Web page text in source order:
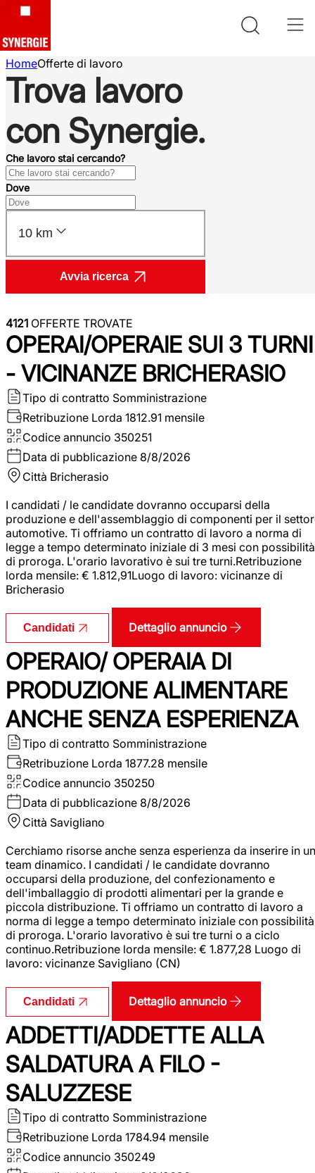
HomeOfferte di lavoro
Trova lavoro
con Synergie.
Che lavoro stai cercando?
Dove
10 km
Avvia ricerca
4121 OFFERTE TROVATE
OPERAI/OPERAIE SUI 3 TURNI
- VICINANZE BRICHERASIO
Tipo di contratto Somministrazione
Retribuzione Lorda 1812.91 mensile
Codice annuncio 350251
Data di pubblicazione 8/8/2026
Città Bricherasio
I candidati / le candidate dovranno occuparsi della
produzione e dell'assemblaggio di componenti per il
automotive. Ti offriamo un contratto di lavoro a norma di
legge a tempo determinato iniziale di 3 mesi con possibilità
di proroga. L'orario lavorativo è sui tre turni.Retribuzione
lorda mensile: € 1.812,91Luogo di lavoro: vicinanze di
Bricherasio
Candidati Dettaglio annuncio
OPERAIO/ OPERAIA DI
PRODUZIONE ALIMENTARE
ANCHE SENZA ESPERIENZA
Tipo di contratto Somministrazione
Retribuzione Lorda 1877.28 mensile
Codice annuncio 350250
Data di pubblicazione 8/8/2026
Città Savigliano
Cerchiamo risorse anche senza esperienza da inserire in un
team dinamico. I candidati / le candidate dovranno
occuparsi della produzione, del confezionamento e
dell'imballaggio di prodotti alimentari per la grande e
piccola distribuzione. Ti offriamo un contratto di lavoro a
norma di legge a tempo determinato iniziale con possibilità
di proroga. L'orario lavorativo è sui tre turni o a ciclo
continuo.Retribuzione lorda mensile: € 1.877,28 Luogo di
lavoro: vicinanze Savigliano (CN)
Candidati Dettaglio annuncio
ADDETTI/ADDETTE ALLA
SALDATURA A FILO -
SALUZZESE
Tipo di contratto Somministrazione
Retribuzione Lorda 1784.94 mensile
Codice annuncio 350249